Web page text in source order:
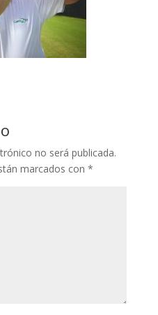
no será publicada.
marcados con *